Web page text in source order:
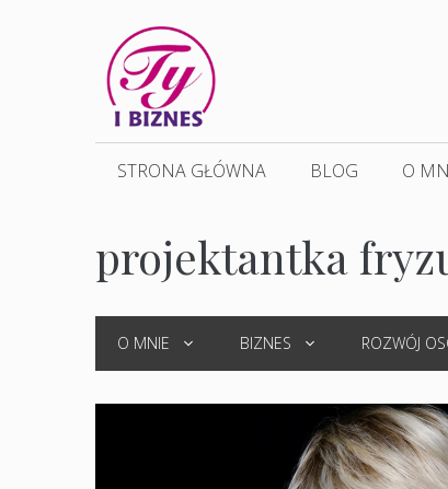
STRONA GŁÓWNA BLOG O
projektantka
O MNIE BIZNES ROZWÓJ